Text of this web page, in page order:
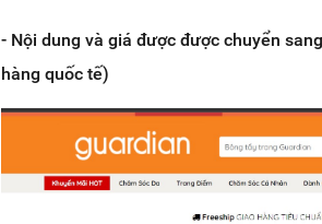
- Nội dung và giá được được chuyển
hàng quốc tế)